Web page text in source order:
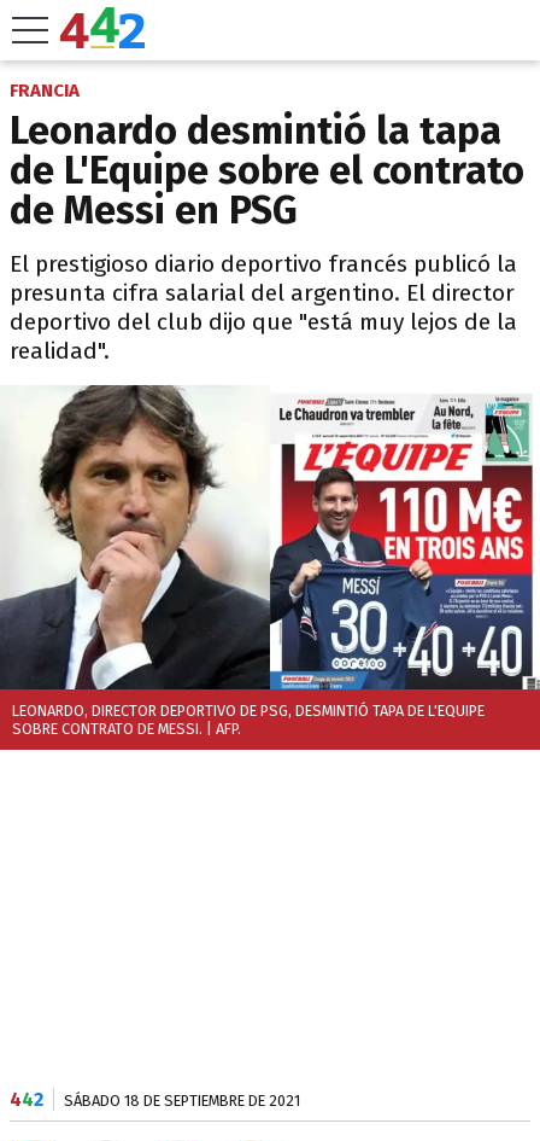
FRANCIA
Leonardo desmintió la tapa
de L'Equipe sobre el contrato
de Messi en PSG
El prestigioso diario deportivo francés publicó la
presunta cifra salarial del argentino. El director
deportivo del club dijo que "está muy lejos de la
realidad".
LEONARDO, DIRECTOR DEPORTIVO DE PSG, DESMINTIÓ TAPA DE L'EQUIPE
SOBRE CONTRATO DE MESSI. | AFP.
442 SÁBADO 18 DE SEPTIEMBRE DE 2021